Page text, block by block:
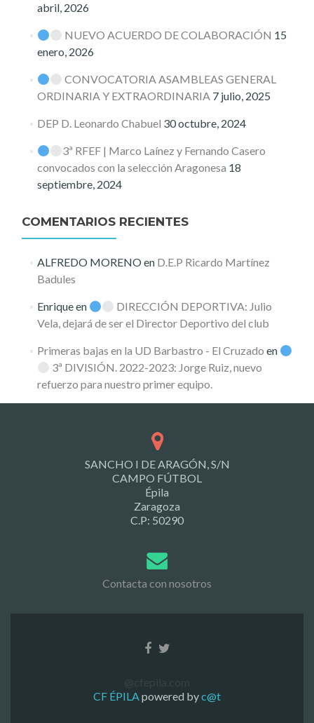
abril, 2026
NUEVO ACUERDO DE COLABORACIÓN 15
enero, 2026
CONVOCATORIA ASAMBLEAS GENERAL
ORDINARIA Y EXTRAORDINARIA 7 julio, 2025
DEP D. Leonardo Chabuel 30 octubre, 2024
3ª RFEF | Marco Laínez y Fernando Casero
convocados con la selección Aragonesa 18
septiembre, 2024
COMENTARIOS RECIENTES
ALFREDO MORENOen D.E.P Ricardo Martínez
Badules
Enriqueen
DIRECCIÓN DEPORTIVA: Julio
Vela, dejará de ser el Director Deportivo del club
Primeras bajas en la UD Barbastro - El Cruzado en
3ª DIVISIÓN. 2022-2023: Jorge Ruiz, nuevo
refuerzo para nuestro primer equipo.
SANCHO I DE ARAGÓN, S/N
CAMPO FÚTBOL
Épila
Zaragoza
C.P: 50290
Contacta con nosotros
CF ÉPILApowered byc@t